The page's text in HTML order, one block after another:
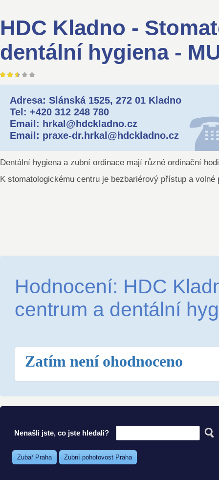
HDC Kladno -
dentální hygiena -
Adresa: Slánská 1525, 272 01 Kladno
Tel: +420 312 248 780
Email: hrkal@hdckladno.cz
Email: praxe-dr.hrkal@hdckladno.cz
Dentální hygiena a zubní ordinace mají různé ordinační
K stomatologickému centru je bezbariérový přístup a volné
Hodnocení: HDC
centrum a dentální
Zatím není ohodnoceno
Nenašli jste, co jste hledali?
Zubař Praha Zubní pohotovost Praha